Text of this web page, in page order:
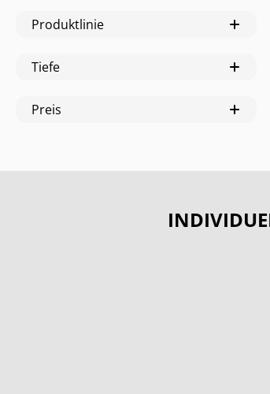
Produktlinie
Tiefe
Preis